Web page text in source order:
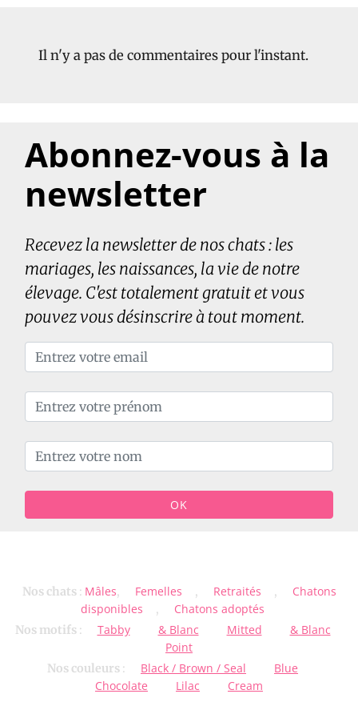
Il n'y a pas de commentaires pour l'instant.
Abonnez-vous à la
newsletter
Recevez la newsletter de nos chats : les
mariages, les naissances, la vie de notre
élevage. C'est totalement gratuit et vous
pouvez vous désinscrire à tout moment.
OK
Nos chats: Mâles, Femelles , Retraités ,
Chatons
disponibles
, Chatons adoptés
Nos motifs: Tabby & Blanc Mitted
& Blanc
Point
Nos couleurs : Black / Brown / Seal
Blue
Chocolate
Lilac Cream